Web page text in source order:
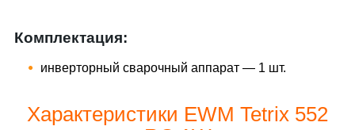
Комплектация:
инверторный сварочный аппарат — 1 шт.
Характеристики EWM Tetrix 552